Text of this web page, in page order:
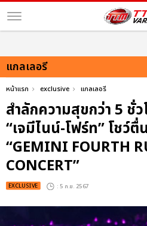
แกลเลอรี
หน้าแรก exclusive แกลเลอรี
สำลักความสุขกว่า 5 ชั่
“เจมีไนน์-โฟร์ท” โชว์ตื่
“GEMINI FOURTH
CONCERT”
EXCLUSIVE : 5 ก.ย. 2567